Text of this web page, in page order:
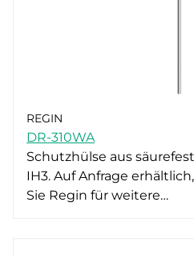
REGIN
DR-310WA
Schutzhülse aus
IH3. Auf Anfrage
Sie Regin für weitere…